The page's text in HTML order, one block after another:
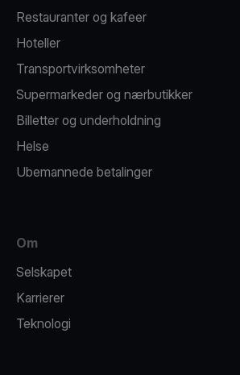
Restauranter og kafeer
Hoteller
Transportvirksomheter
Supermarkeder og nærbutikker
Billetter og underholdning
Helse
Ubemannede betalinger
Om
Selskapet
Karrierer
Teknologi